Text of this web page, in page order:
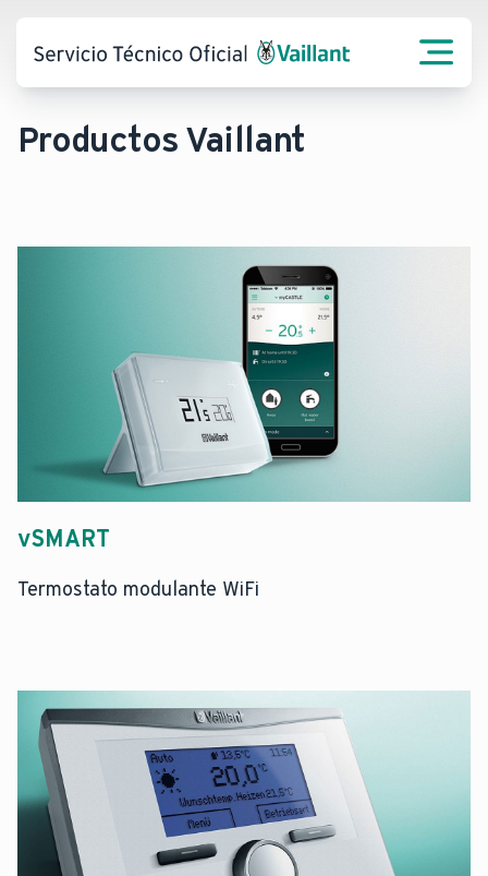
Productos Vaillant
vSMART
Termostato modulante WiFi